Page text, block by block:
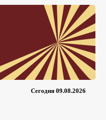
Сегодня 09.08.2026